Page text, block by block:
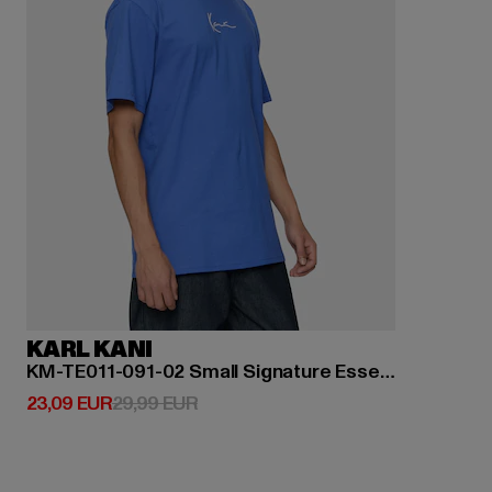
KARL KANI
KM-TE011-091-02 Small Signature Essential Tee blue
23,09 EUR
Derzeitiger Preis: 23,09 EUR
29,99 EURAktionspreis: 29,99 EUR